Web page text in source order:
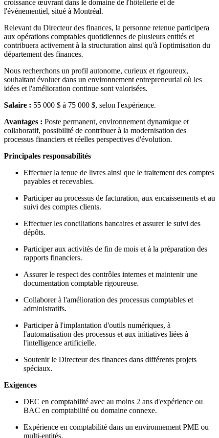
croissance œuvrant dans le domaine de l'hôtellerie et de
l'événementiel, situé à Montréal.
Relevant du Directeur des finances, la personne retenue participera
aux opérations comptables quotidiennes de plusieurs entités et
contribuera activement à la structuration ainsi qu'à l'optimisation du
département des finances.
Nous recherchons un profil autonome, curieux et rigoureux,
souhaitant évoluer dans un environnement entrepreneurial où les
idées et l'amélioration continue sont valorisées.
Salaire : 55 000 $ à 75 000 $, selon l'expérience.
Avantages : Poste permanent, environnement dynamique et
collaboratif, possibilité de contribuer à la modernisation des
processus financiers et réelles perspectives d'évolution.
Principales responsabilités
Effectuer la tenue de livres ainsi que le traitement des comptes
payables et recevables.
Participer au processus de facturation, aux encaissements et au
suivi des comptes clients.
Effectuer les conciliations bancaires et assurer le suivi des
dépôts.
Participer aux activités de fin de mois et à la préparation des
rapports financiers.
Assurer le respect des contrôles internes et maintenir une
documentation comptable rigoureuse.
Collaborer à l'amélioration des processus comptables et
administratifs.
Participer à l'implantation d'outils numériques, à
l'automatisation des processus et aux initiatives liées à
l'intelligence artificielle.
Soutenir le Directeur des finances dans différents projets
spéciaux.
Exigences
DEC en comptabilité avec au moins 2 ans d'expérience ou
BAC en comptabilité ou domaine connexe.
Expérience en comptabilité dans un environnement PME ou
multi-entités.